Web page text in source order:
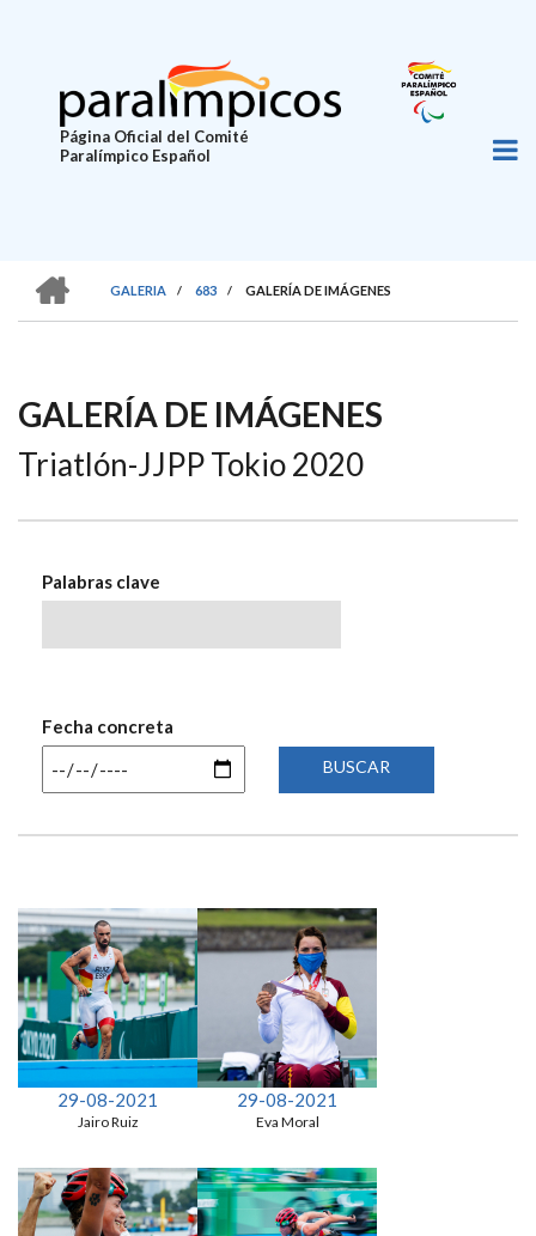
principal
Página Oficial del Comité
Paralímpico Español
SOBRESCRIBIR
DE
AYUDA
A
GALERIA
/ 683 / GALERÍA DE IMÁGENES
GALERÍA DE IMÁGENES
Triatlón-JJPP Tokio 2020
Palabras clave
Fecha concreta
29-08-2021
Jairo Ruiz
29-08-2021
Eva Moral